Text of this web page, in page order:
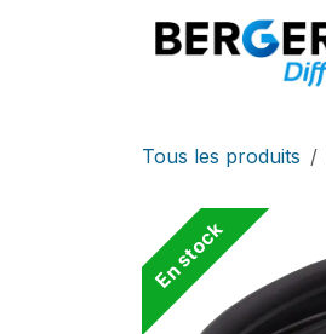
Tous les produits
En stock